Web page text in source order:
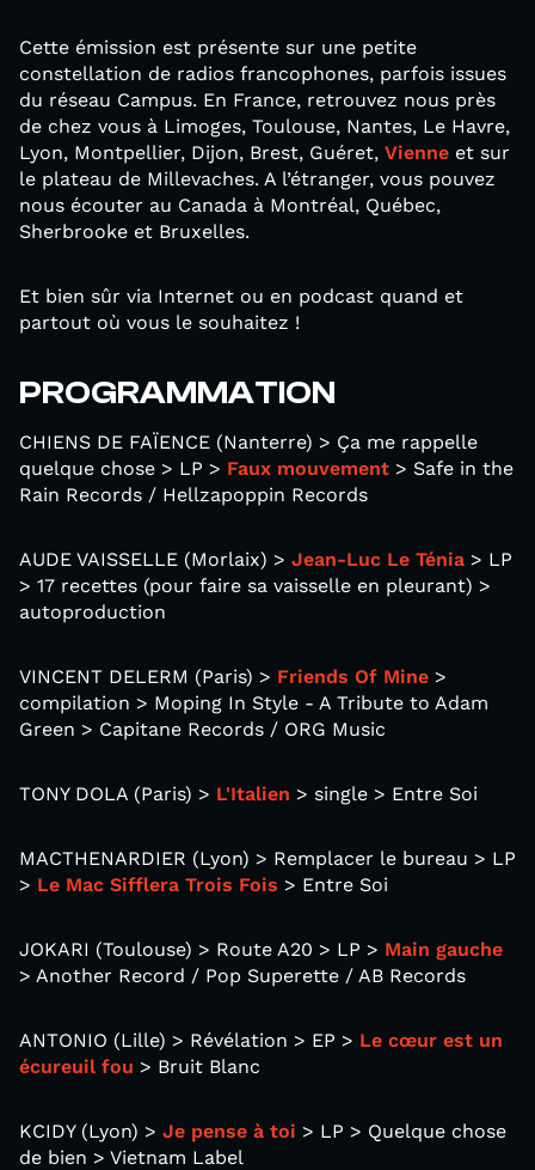
Cette émission est présente sur une petite
constellation de radios francophones, parfois issues
du réseau Campus. En France, retrouvez nous près
de chez vous à Limoges, Toulouse, Nantes, Le Havre,
Lyon, Montpellier, Dijon, Brest, Guéret, Vienne et sur
le plateau de Millevaches. A l’étranger, vous pouvez
nous écouter au Canada à Montréal, Québec,
Sherbrooke et Bruxelles.
Et bien sûr via Internet ou en podcast quand et
partout où vous le souhaitez !
PROGRAMMATION
CHIENS DE FAÏENCE (Nanterre) > Ça me rappelle
quelque chose > LP > Faux mouvement > Safe in the
Rain Records / Hellzapoppin Records
AUDE VAISSELLE (Morlaix) > Jean-Luc Le Ténia > LP
> 17 recettes (pour faire sa vaisselle en pleurant) >
autoproduction
VINCENT DELERM (Paris) > Friends Of Mine >
compilation > Moping In Style - A Tribute to Adam
Green > Capitane Records / ORG Music
TONY DOLA (Paris) > L'Italien > single > Entre Soi
MACTHENARDIER (Lyon) > Remplacer le bureau > LP
> Le Mac Sifflera Trois Fois > Entre Soi
JOKARI (Toulouse) > Route A20 > LP > Main gauche
> Another Record / Pop Superette / AB Records
ANTONIO (Lille) > Révélation > EP > Le c​œ​ur est un
écureuil fou > Bruit Blanc
KCIDY (Lyon) > Je pense à toi > LP > Quelque chose
de bien > Vietnam Label